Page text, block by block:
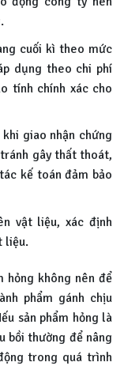
cuối kì theo mức
dụng theo chi phí
tính chính xác cho
giao nhận chứng
gây thất thoát,
kế toán đảm bảo
vật liệu, xác định
liệu.
hỏng không nên để
phẩm gánh chịu
sản phẩm hỏng là
bồi thường để nâng
trong quá trình